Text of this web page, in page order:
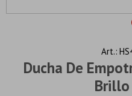
Ducha De
Brillo